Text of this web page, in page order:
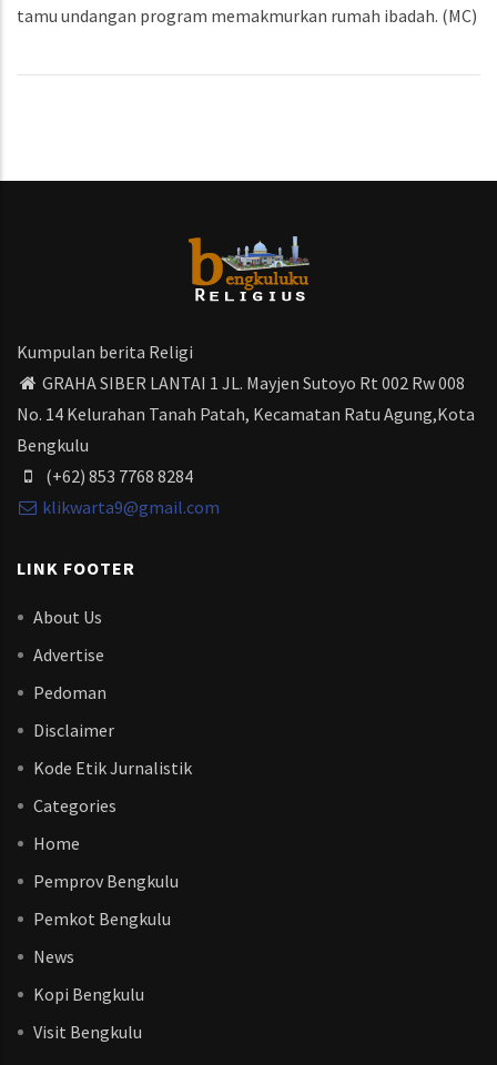
tamu undangan program memakmurkan rumah ibadah. (MC)
Kumpulan berita Religi
GRAHA SIBER LANTAI 1 JL. Mayjen Sutoyo Rt 002 Rw 008
No. 14 Kelurahan Tanah Patah, Kecamatan Ratu Agung,Kota
Bengkulu
(+62) 853 7768 8284
klikwarta9@gmail.com
LINK FOOTER
About Us
Advertise
Pedoman
Disclaimer
Kode Etik Jurnalistik
Categories
Home
Pemprov Bengkulu
Pemkot Bengkulu
News
Kopi Bengkulu
Visit Bengkulu